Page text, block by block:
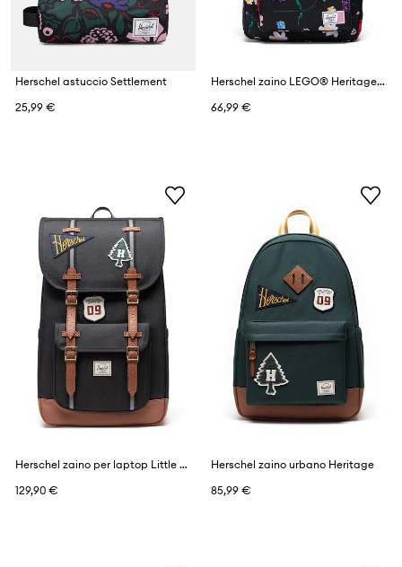
Herschel astuccio Settlement
25,99 €
Herschel zaino LEGO® Heritage™
66,99 €
Herschel zaino per laptop Little America™
129,90 €
Herschel zaino urbano Heritage
85,99 €